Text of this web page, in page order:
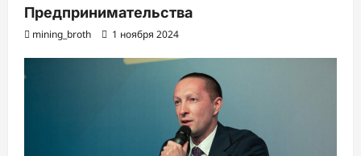
Предпринимательства
mining_broth 1 ноября 2024